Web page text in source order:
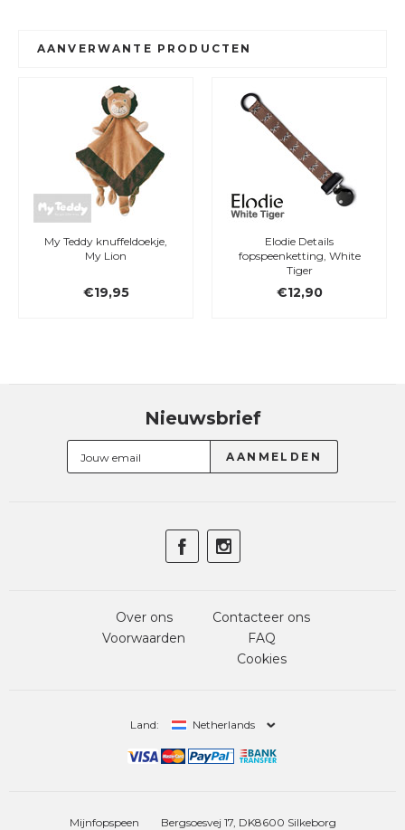
AANVERWANTE PRODUCTEN
My Teddy knuffeldoekje,
My Lion
€19,95
Elodie Details
fopspeenketting, White
Tiger
€12,90
Nieuwsbrief
Over ons
Voorwaarden
Contacteer ons
FAQ
Cookies
Land: Netherlands
Mijnfopspeen Bergsoesvej 17, DK8600 Silkeborg